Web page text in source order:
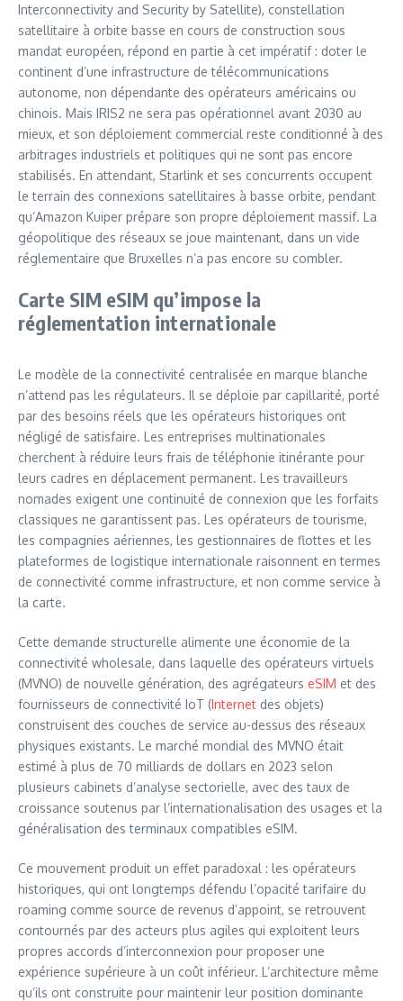
Interconnectivity and Security by Satellite), constellation
satellitaire à orbite basse en cours de construction sous
mandat européen, répond en partie à cet impératif : doter le
continent d’une infrastructure de télécommunications
autonome, non dépendante des opérateurs américains ou
chinois. Mais IRIS2 ne sera pas opérationnel avant 2030 au
mieux, et son déploiement commercial reste conditionné à des
arbitrages industriels et politiques qui ne sont pas encore
stabilisés. En attendant, Starlink et ses concurrents occupent
le terrain des connexions satellitaires à basse orbite, pendant
qu’Amazon Kuiper prépare son propre déploiement massif. La
géopolitique des réseaux se joue maintenant, dans un vide
réglementaire que Bruxelles n’a pas encore su combler.
Carte SIM eSIM qu’impose la
réglementation internationale
Le modèle de la connectivité centralisée en marque blanche
n’attend pas les régulateurs. Il se déploie par capillarité, porté
par des besoins réels que les opérateurs historiques ont
négligé de satisfaire. Les entreprises multinationales
cherchent à réduire leurs frais de téléphonie itinérante pour
leurs cadres en déplacement permanent. Les travailleurs
nomades exigent une continuité de connexion que les forfaits
classiques ne garantissent pas. Les opérateurs de tourisme,
les compagnies aériennes, les gestionnaires de flottes et les
plateformes de logistique internationale raisonnent en termes
de connectivité comme infrastructure, et non comme service à
la carte.
Cette demande structurelle alimente une économie de la
connectivité wholesale, dans laquelle des opérateurs virtuels
(MVNO) de nouvelle génération, des agrégateurs eSIM et des
fournisseurs de connectivité IoT (Internet des objets)
construisent des couches de service au-dessus des réseaux
physiques existants. Le marché mondial des MVNO était
estimé à plus de 70 milliards de dollars en 2023 selon
plusieurs cabinets d’analyse sectorielle, avec des taux de
croissance soutenus par l’internationalisation des usages et la
généralisation des terminaux compatibles eSIM.
Ce mouvement produit un effet paradoxal : les opérateurs
historiques, qui ont longtemps défendu l’opacité tarifaire du
roaming comme source de revenus d’appoint, se retrouvent
contournés par des acteurs plus agiles qui exploitent leurs
propres accords d’interconnexion pour proposer une
expérience supérieure à un coût inférieur. L’architecture même
qu’ils ont construite pour maintenir leur position dominante